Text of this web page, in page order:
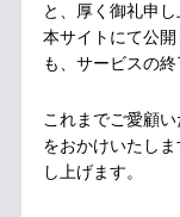
と、厚く御礼申し
本サイトにて公
も、サービスの
これまでご愛顧
をおかけいたし
し上げます。